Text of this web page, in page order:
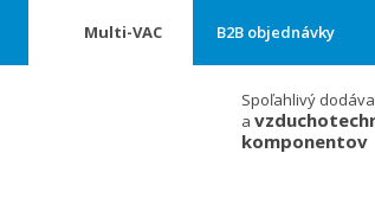
Multi-VAC B2B objednávky
Spoľahlivý
a
komponentov